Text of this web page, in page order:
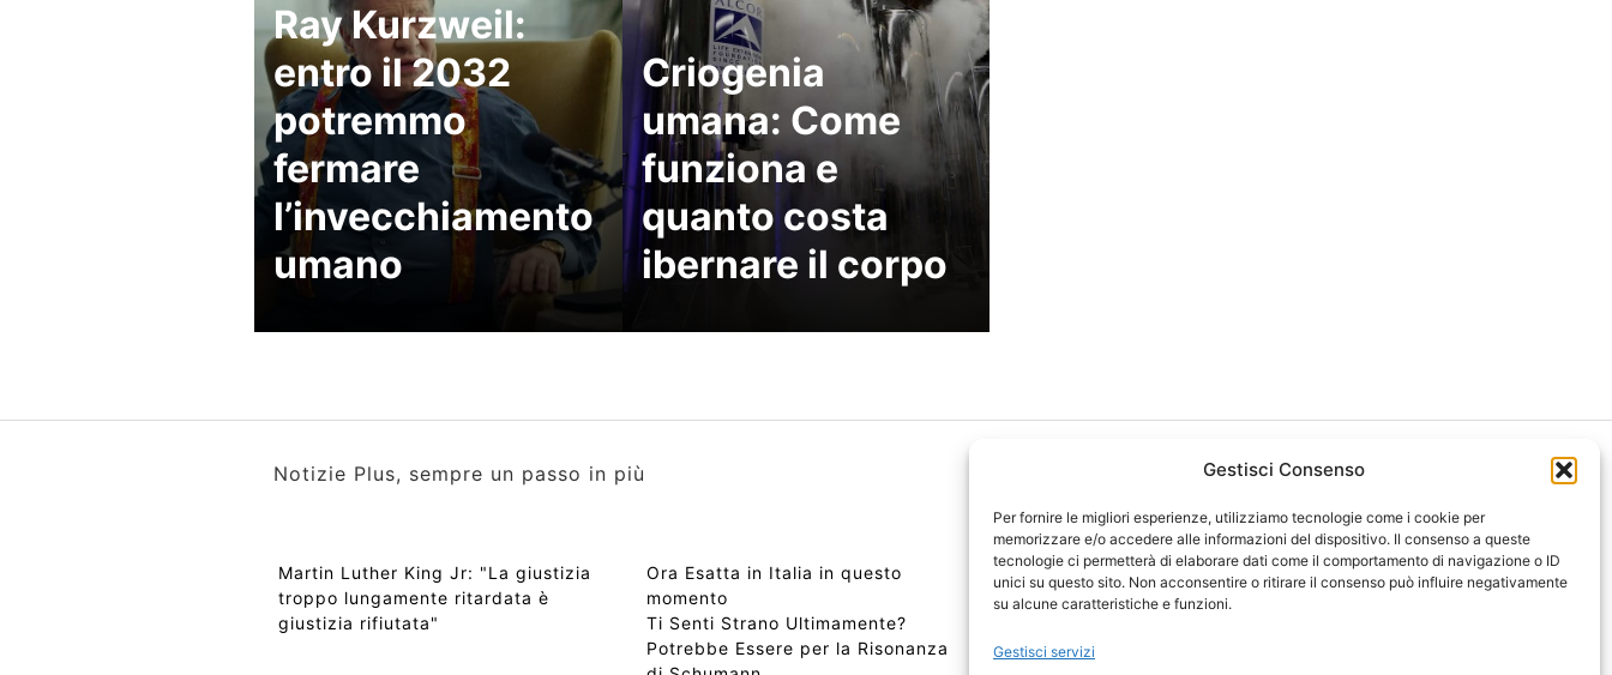
Gestisci Consenso
Per fornire le migliori esperienze, utilizziamo tecnologie come i cookie per
memorizzare e/o accedere alle informazioni del dispositivo. Il consenso a queste
tecnologie ci permetterà di elaborare dati come il comportamento di navigazione o ID
unici su questo sito. Non acconsentire o ritirare il consenso può influire negativamente
su alcune caratteristiche e funzioni.
Gestisci servizi
Ray Kurzweil:
entro il 2032
potremmo
fermare
l’invecchiamento
umano
Criogenia
umana: Come
funziona e
quanto costa
ibernare il corpo
Notizie Plus, sempre un passo in più
Martin Luther King Jr: "La giustizia
troppo lungamente ritardata è
giustizia rifiutata"
Ora Esatta in Italia in questo
momento
Ti Senti Strano Ultimamente?
Potrebbe Essere per la Risonanza
Copyright 2026 NotiziePlus.com
Edizioni Web4Star
📰 Contenuto Umano Verificato